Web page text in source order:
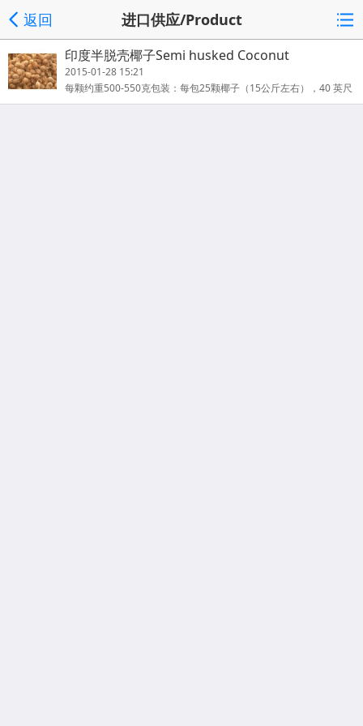
返回 进口供应/Product
印度半脱壳椰子Semi husked Coconut
2015-01-28 15:21
每颗约重500-550克包装：每包25颗椰子（15公斤左右），40 英尺
集装箱，每集装箱1850包。装运条件：FOB印度杜蒂戈林港（Tutic